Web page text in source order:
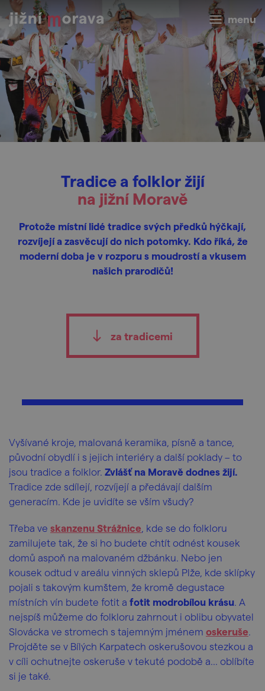
menu
Tradice a folklor žijí
na jižní Moravě
Protože místní lidé tradice svých předků hýčkají,
rozvíjejí a zasvěcují do nich potomky. Kdo říká, že
moderní doba je v rozporu s moudrostí a vkusem
našich prarodičů!
za tradicemi
Vyšívané kroje, malovaná keramika, písně a tance,
původní obydlí i s jejich interiéry a další poklady – to
jsou tradice a folklor. Zvlášť na Moravě dodnes žijí.
Tradice zde sdílejí, rozvíjejí a předávají dalším
generacím. Kde je uvidíte se vším všudy?
Třeba ve skanzenu Strážnice , kde se do folkloru
zamilujete tak, že si ho budete chtít odnést kousek
domů aspoň na malovaném džbánku. Nebo jen
kousek odtud v areálu vinných sklepů Plže, kde sklípky
pojali s takovým kumštem, že kromě degustace
místních vín budete fotit a fotit modrobílou krásu. A
nejspíš můžeme do folkloru zahrnout i oblibu obyvatel
Slovácka ve stromech s tajemným jménem oskeruše.
Projděte se v Bílých Karpatech oskerušovou stezkou a
v cíli ochutnejte oskeruše v tekuté podobě a... oblíbíte
si je také.